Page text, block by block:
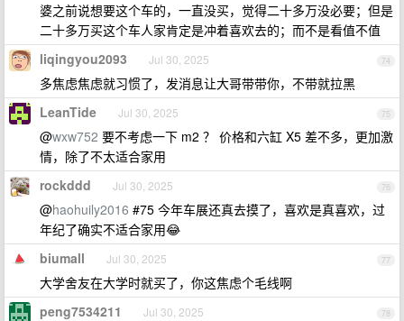
婆之前说想要这个车的，一直没买，觉得二十多万没必要；但是
二十多万买这个车人家肯定是冲着喜欢去的；而不是看值不值
74
liqingyou2093 Jul 30, 2025
多焦虑焦虑就习惯了，发消息让大哥带带你，不带就拉黑
75
LeanTide Jul 30, 2025
@wxw752 要不考虑一下 m2 ？ 价格和六缸 X5 差不多，更加激
情，除了不太适合家用
76
rockddd Jul 30, 2025
@haohuily2016 #75 今年车展还真去摸了，喜欢是真喜欢，过
年纪了确实不适合家用😂
77
biumall Jul 30, 2025
大学舍友在大学时就买了，你这焦虑个毛线啊
78
peng7534211 Jul 30, 2025